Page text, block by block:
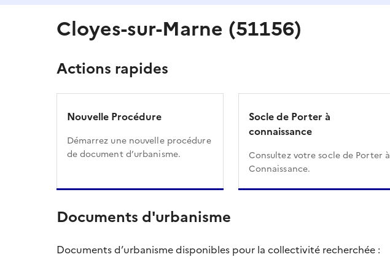
Cloyes-sur-Marne (51156)
Actions rapides
Nouvelle Procédure
Démarrez une nouvelle procédure
de document d’urbanisme.
Socle de Porter à
connaissance
Consultez votre socle de Porter à
Connaissance.
Documents d'urbanisme
Documents d’urbanisme disponibles pour la collectivité recherchée :